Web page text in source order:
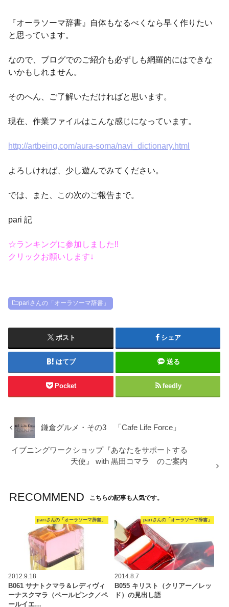
『オーラソーマ辞書』自体もなるべくなら早く作りたい
と思っています。
なので、ブログでのご紹介も必ずしも網羅的にはできな
いかもしれません。
そのへん、ご了解いただければと思います。
現在、作業ファイルはこんな感じになっています。
http://artbeing.com/aura-soma/navi_dictionary.html
よろしければ、少し遊んでみてください。
では、また、この次のご報告まで。
pari 記
☆ランキングに参加しました!!
クリックお願いします↓
pariさんの「オーラソーマ辞書」
ポスト シェア
はてブ 送る
Pocket feedly
鎌倉グルメ・その3 「Cafe Life Force」
イブニングワークショップ『あなたをサポートする
天使』 with 黒田コマラ のご案内
RECOMMEND こちらの記事も人気です。
pariさんの「オーラソーマ辞書」
2012.9.18
B061 サナトクマラ＆レディヴィ
ーナスクマラ（ペールピンク／ペ
ールイエ…
pariさんの「オーラソーマ辞書」
2014.8.7
B055 キリスト（クリアー／レッ
ド）の見出し語